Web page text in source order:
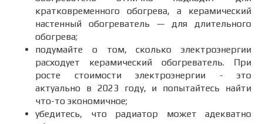
кратковременного обогрева, а керамический
настенный обогреватель — для длительного
обогрева;
подумайте о том, сколько электроэнергии
расходует керамический обогреватель. При
росте стоимости электроэнергии - это
актуально в 2023 году, и попытайтесь найти
что-то экономичное;
убедитесь, что радиатор может адекватно